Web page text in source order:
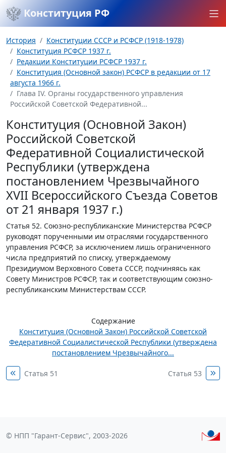
Конституция РФ
История
Конституции СССР и РСФСР (1918-1978)
Конституция РСФСР 1937 г.
Редакции Конституции РСФСР 1937 г.
Конституция (Основной закон) РСФСР в редакции от 17
августа 1966 г.
Глава IV. Органы государственного управления
Российской Советской Федеративной...
Конституция (Основной Закон)
Российской Советской
Федеративной Социалистической
Республики (утверждена
постановлением Чрезвычайного
XVII Всероссийского Съезда Советов
от 21 января 1937 г.)
Статья 52. Союзно-республиканские Министерства РСФСР
руководят порученными им отраслями государственного
управления РСФСР, за исключением лишь ограниченного
числа предприятий по списку, утверждаемому
Президиумом Верховного Совета СССР, подчиняясь как
Совету Министров РСФСР, так и соответствующим союзно-
республиканским Министерствам СССP.
Содержание
Конституция (Основной Закон) Российской Советской
Федеративной Социалистической Республики (утверждена
постановлением Чрезвычайного...
Статья 51 Статья 53
© НПП "Гарант-Сервис", 2003-2026